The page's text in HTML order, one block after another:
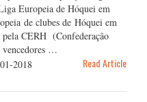
Europeia de Hóquei em
de clubes de Hóquei em
pela CERH (Confederação
vencedores …
2018 Read Article